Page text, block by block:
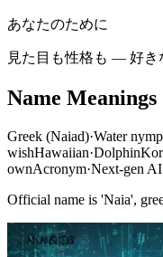
あなたのために
見た目も性格も — 好き
Name Meanings
Greek (Naiad)·Water
wishHawaiian·Dolphin
ownAcronym·Next-gen
Official name is 'Naia',